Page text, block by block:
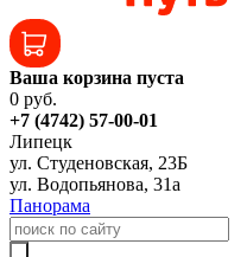
Ваша корзина пуста
0 руб.
+7 (4742) 57-00-01
Липецк
ул. Студеновская, 23Б
ул. Водопьянова, 31а
Панорама